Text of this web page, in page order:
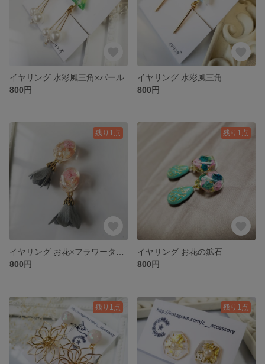
イヤリング 水彩風三角×パール
800円
イヤリング 水彩風三角
800円
残り1点
800円
残り1点
イヤリング お花の鉱石
800円
残り1点 残り1点